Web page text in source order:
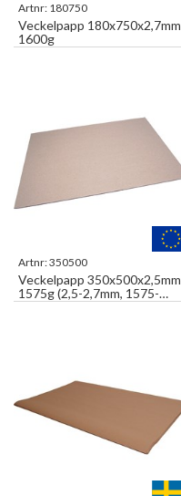
Artnr: 180750
Veckelpapp 180x750x2,7mm
1600g
Artnr:350500
Veckelpapp 350x500x2,5mm
1575g (2,5-2,7mm, 1575-
1600g)